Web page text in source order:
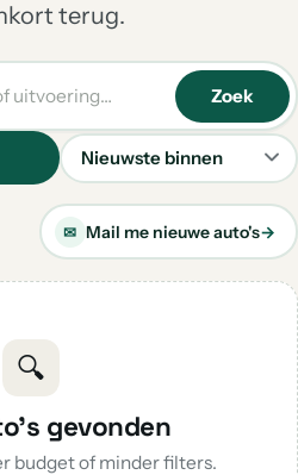
terug.
Sorteren
Zoek
✉ Mail me nieuwe auto's→
🔍
gevonden
budget of minder filters.